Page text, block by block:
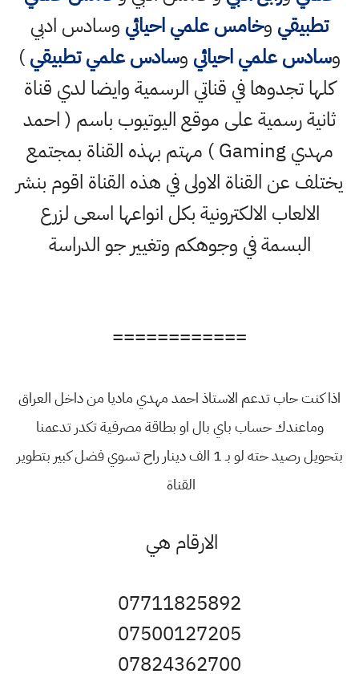
تطبيقي وخامس علمي احيائي وسادس ادبي
وسادس علمي احيائي وسادس علمي تطبيقي)
كلها تجدوها في قناتي الرسمية وايضا لدي قناة
ثانية رسمية على موقع اليوتيوب باسم ( احمد
مهدي Gaming ) مهتم بهذه القناة بمجتمع
يختلف عن القناة الاولى في هذه القناة اقوم بنشر
الالعاب الالكترونية بكل انواعها اسعى لزرع
البسمة في وجوهكم وتغيير جو الدراسة
============
اذا كنت حاب تدعم الاستاذ احمد مهدي ماديا من داخل العراق
وماعندك حساب باي بال او بطاقة مصرفية تكدر تدعمنا
بتحويل رصيد حته لو بـ 1 الف دينار راح تسوي فضل كبير بتطوير
القناة
الارقام هي
07711825892
07500127205
07824362700